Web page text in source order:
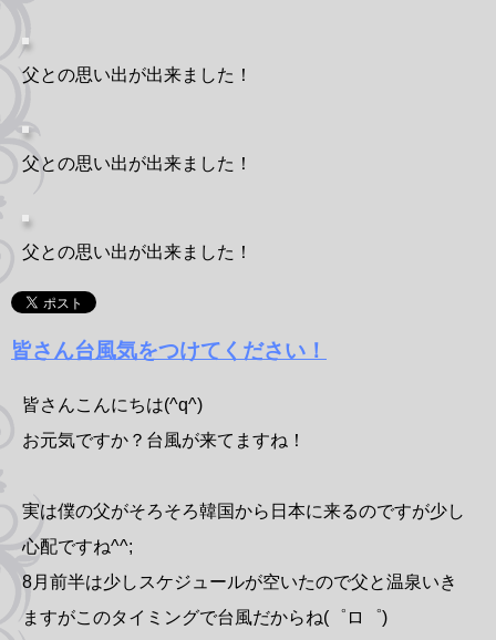
父との思い出が出来ました！
父との思い出が出来ました！
父との思い出が出来ました！
皆さん台風気をつけてください！
皆さんこんにちは(^q^)
お元気ですか？台風が来てますね！
実は僕の父がそろそろ韓国から日本に来るのですが少し
心配ですね^^;
8月前半は少しスケジュールが空いたので父と温泉いき
ますがこのタイミングで台風だからね(゜ロ゜)